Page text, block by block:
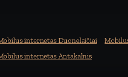
internetas Duonelaičiai
internetas Antakalnis